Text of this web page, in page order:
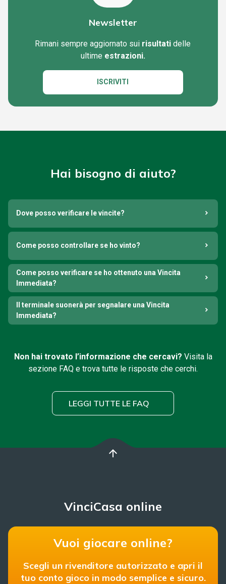
Newsletter
Rimani sempre aggiornato sui risultati delle
ultime estrazioni.
ISCRIVITI
Hai bisogno di aiuto?
Dove posso verificare le vincite?
Come posso controllare se ho vinto?
Come posso verificare se ho ottenuto una Vincita
Immediata?
Il terminale suonerà per segnalare una Vincita
Immediata?
Non hai trovato l’informazione che cercavi? Visita la
sezione FAQ e trova tutte le risposte che cerchi.
LEGGI TUTTE LE FAQ
arrow_upward
VinciCasa online
Vuoi giocare online?
Scegli un rivenditore autorizzato e apri il
tuo conto gioco in modo semplice e sicuro.